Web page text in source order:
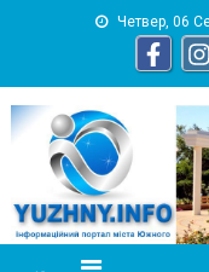
Четвер, 06
информационный